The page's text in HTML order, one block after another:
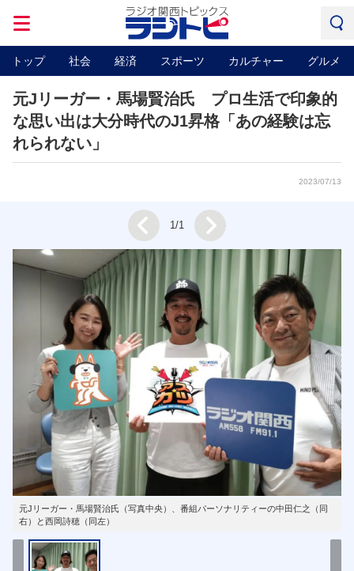
トップ 社会 経済 スポーツ カルチャー グルメ
元Jリーガー・馬場賢治氏 プロ生活で印象的
な思い出は大分時代のJ1昇格「あの経験は忘
れられない」
2023/07/13
元Jリーガー・馬場賢治氏（写真中央）、番組パーソナリティーの中田仁之（同
右）と西岡詩穂（同左）
Prev 1/1